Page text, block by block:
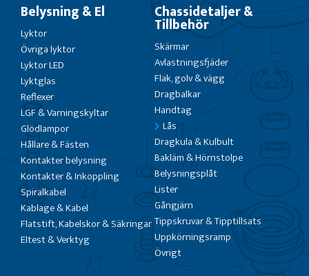
Belysning & El
Lyktor
Övriga lyktor
Lyktor LED
Lyktglas
Reflexer
LGF & Varningskyltar
Glödlampor
Hållare & Fästen
Kontakter belysning
Kontakter & Inkoppling
Spiralkabel
Kablage & Kabel
Flatstift, Kabelskor & Säkringar
Eltest & Verktyg
Chassidetaljer &
Tillbehör
Skärmar
Avlastningsfjäder
Flak, golv & vägg
Dragbalkar
Handtag
Lås
Dragkula & Kulbult
Bakläm & Hörnstolpe
Belysningsplåt
Lister
Gångjärn
Tippskruvar & Tipptillsats
Uppkörningsramp
Övrigt